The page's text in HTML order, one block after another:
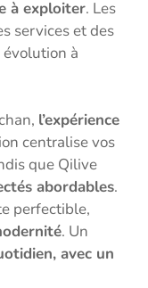
à exploiter. Les
services et des
à
l’expérience
centralise vos
que Qilive
abordables.
perfectible,
. Un
avec un